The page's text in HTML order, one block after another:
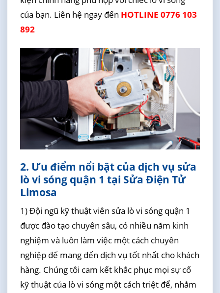
của bạn. Liên hệ ngay đến HOTLINE 0776 103
892
2. Ưu điểm nổi bật của dịch vụ sửa
lò vi sóng quận 1 tại Sửa Điện Tử
Limosa
1) Đội ngũ kỹ thuật viên sửa lò vi sóng quận 1
được đào tạo chuyên sâu, có nhiều năm kinh
nghiệm và luôn làm việc một cách chuyên
nghiệp để mang đến dịch vụ tốt nhất cho khách
hàng. Chúng tôi cam kết khắc phục mọi sự cố
kỹ thuật của lò vi sóng một cách triệt để, nhằm